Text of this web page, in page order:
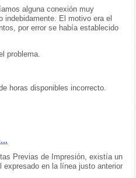
alguna conexión muy
El motivo era el
por error se había establecido
problema.
horas disponibles incorrecto.
Previas de Impresión, existía un
en la línea justo anterior